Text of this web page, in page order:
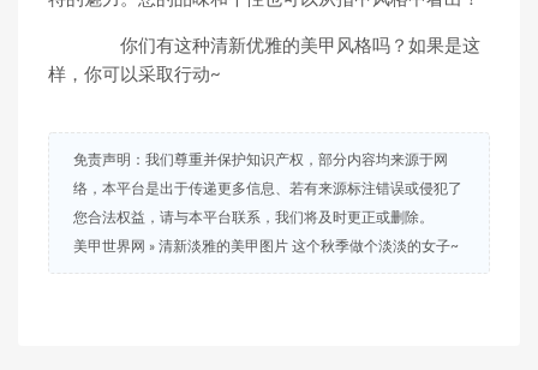
你们有这种清新优雅的美甲风格吗？如果是这
样，你可以采取行动~
免责声明：我们尊重并保护知识产权，部分内容均来源于网
络，本平台是出于传递更多信息、若有来源标注错误或侵犯了
您合法权益，请与本平台联系，我们将及时更正或删除。
美甲世界网 » 清新淡雅的美甲图片 这个秋季做个淡淡的女子~